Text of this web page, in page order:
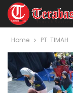
Home PT. TIMAH